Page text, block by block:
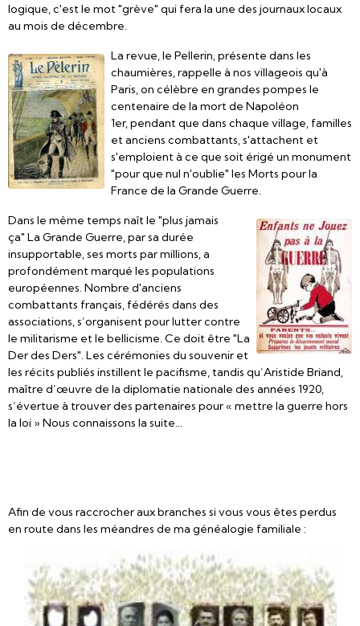
logique, c'est le mot "grève" qui fera la une des journaux locaux
au mois de décembre.
La revue, le Pellerin, présente dans les
chaumières, rappelle à nos villageois qu'à
Paris, on célèbre en grandes pompes le
centenaire de la mort de Napoléon
1er, pendant que dans chaque village, familles
et anciens combattants, s'attachent et
s'emploient à ce que soit érigé un monument
"pour que nul n'oublie" les Morts pour la
France de la Grande Guerre.
Dans le même temps naît le "plus jamais
ça" La Grande Guerre, par sa durée
insupportable, ses morts par millions, a
profondément marqué les populations
européennes. Nombre d'anciens
combattants français, fédérés dans des
associations, s’organisent pour lutter contre
le militarisme et le bellicisme. Ce doit être "La
Der des Ders". Les cérémonies du souvenir et
les récits publiés instillent le pacifisme, tandis qu’Aristide Briand,
maître d’œuvre de la diplomatie nationale des années 1920,
s’évertue à trouver des partenaires pour « mettre la guerre hors
la loi » Nous connaissons la suite...
Afin de vous raccrocher aux branches si vous vous êtes perdus
en route dans les méandres de ma généalogie familiale :